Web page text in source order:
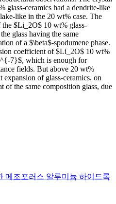
glass-ceramics had a dendrite-like
like in the 20 wt% case. The
$Li_2O$ 10 wt% glass-
glass having the same
of a $\beta$-spodumene phase.
coefficient of $Li_2O$ 10 wt%
7}$, which is enough for
fields. But above 20 wt%
of glass-ceramics, on
of the same composition glass, due
메조포러스 알루미늄 하이드록